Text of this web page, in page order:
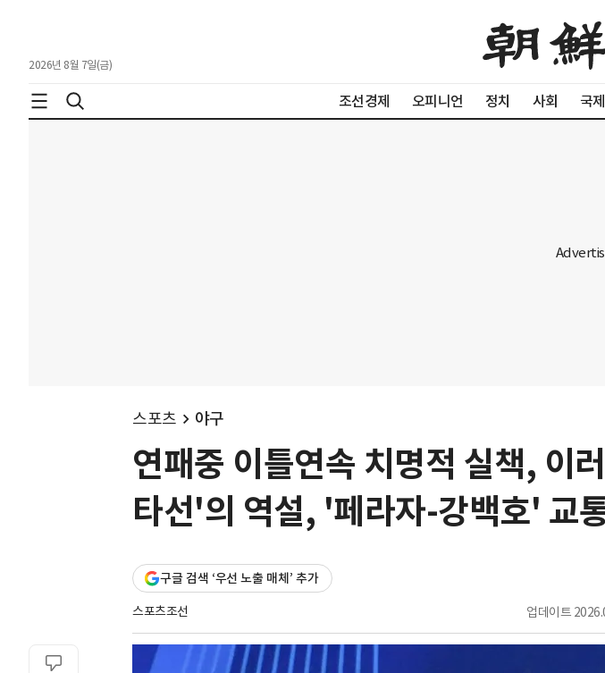
2026년 8월 7일(금)
조선경제 오피니언 정치 사회 국제
스포츠 야구
연패중 이틀연속 치명적 실책, 이
타선'의 역설, '페라자-강백호' 교
구글 검색 ‘우선 노출 매체’ 추가
스포츠조선 업데이트